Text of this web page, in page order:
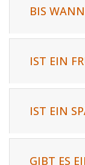
BIS
IST EIN
IST EIN
GIBT ES